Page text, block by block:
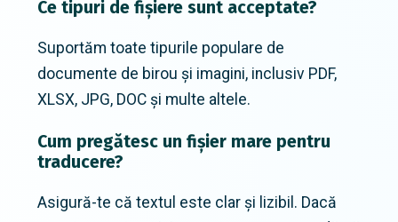
Ce tipuri de fișiere sunt acceptate?
Suportăm toate tipurile populare de
documente de birou și imagini, inclusiv PDF,
XLSX, JPG, DOC și multe altele.
Cum pregătesc un fișier mare pentru
traducere?
Asigură-te că textul este clar și lizibil. Dacă